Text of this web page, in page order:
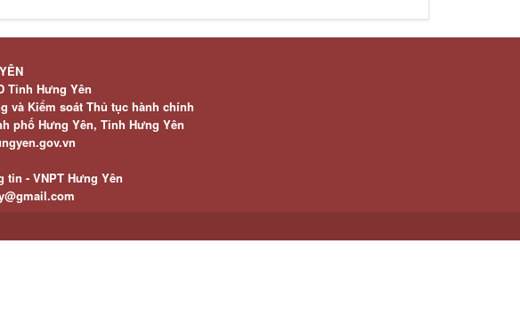
Tỉnh Hưng Yên
và Kiểm soát Thủ tục hành chính
phố Hưng Yên, Tỉnh Hưng Yên
- VNPT Hưng Yên